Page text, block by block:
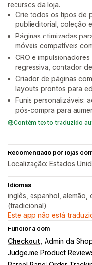
recursos da loja.
Crie todos os tipos de
publieditorial, coleção
Páginas otimizadas
móveis compatíveis
CRO e
regressiva, contador
Criador de páginas
layouts prontos para
Funis personalizáveis:
pós-compra para
Contém texto traduzido
Recomendado por lojas
Localização: Estados
Idiomas
inglês, espanhol, alemão,
(tradicional)
Este app não está
Funciona com
Checkout Admin da
Judge.me Product